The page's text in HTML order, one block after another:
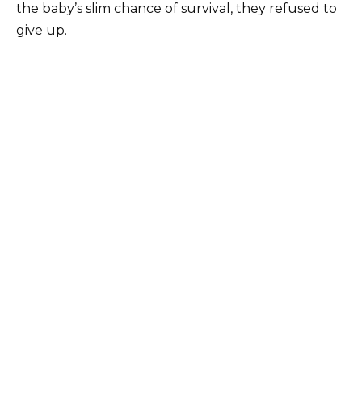
the baby’s slim chance of survival, they refused to
give up.